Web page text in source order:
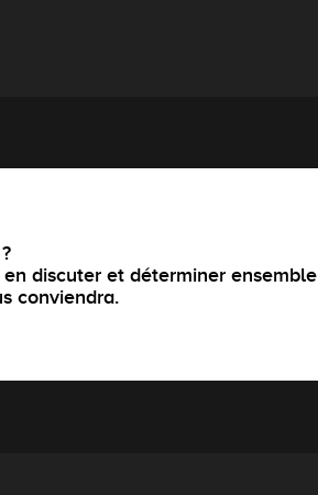
discuter et déterminer ensemble
conviendra.